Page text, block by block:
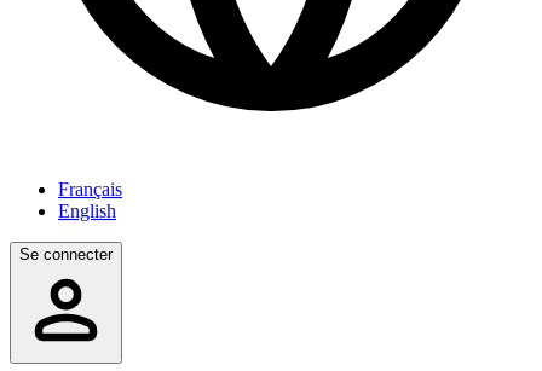
Français
English
Se connecter